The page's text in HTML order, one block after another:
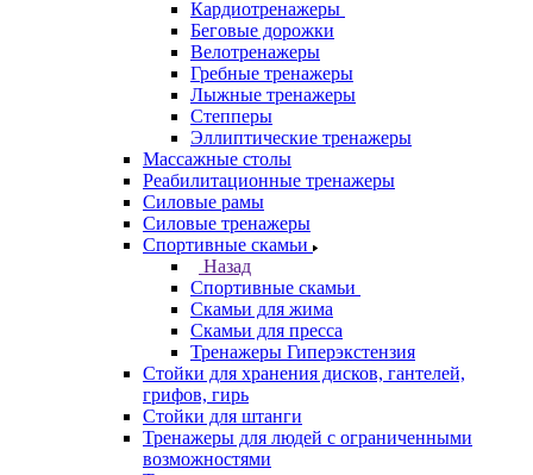
Кардиотренажеры
Беговые дорожки
Велотренажеры
Гребные тренажеры
Лыжные тренажеры
Степперы
Эллиптические тренажеры
Массажные столы
Реабилитационные тренажеры
Силовые рамы
Силовые тренажеры
Спортивные скамьи
Назад
Спортивные скамьи
Скамьи для жима
Скамьи для пресса
Тренажеры Гиперэкстензия
Стойки для хранения дисков, гантелей,
грифов, гирь
Стойки для штанги
Тренажеры для людей с ограниченными
возможностями